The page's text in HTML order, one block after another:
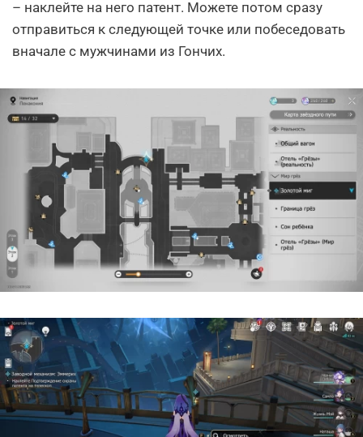
– наклейте на него патент. Можете потом сразу
отправиться к следующей точке или побеседовать
вначале с мужчинами из Гончих.